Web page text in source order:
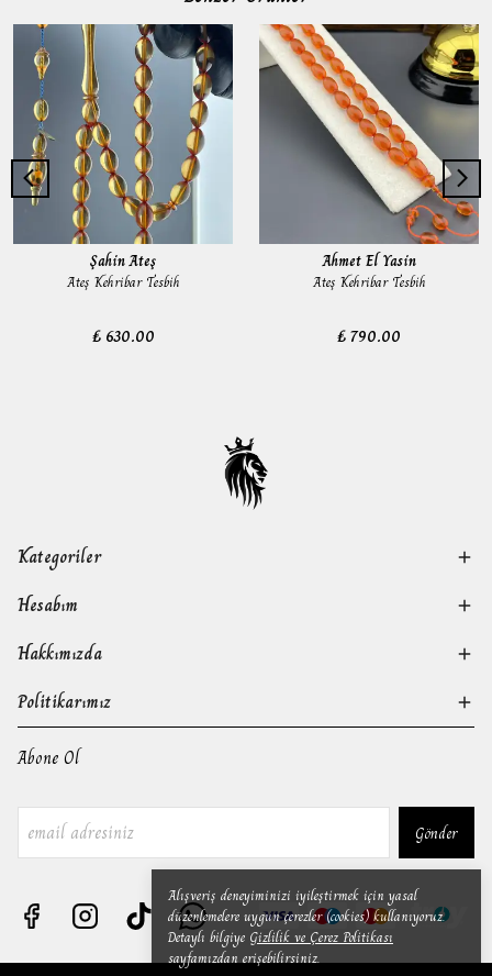
Alışveriş deneyiminizi iyileştirmek için yasal
düzenlemelere uygun çerezler (cookies) kullanıyoruz.
Detaylı bilgiye Gizlilik ve Çerez Politikası
sayfamızdan erişebilirsiniz.
Şahin Ateş
Ateş Kehribar Tesbih
₺ 630.00
Ahmet El Yasin
Ateş Kehribar Tesbih
₺ 790.00
Kategoriler
Hesabım
Hakkımızda
Politikarımız
Abone Ol
Gönder